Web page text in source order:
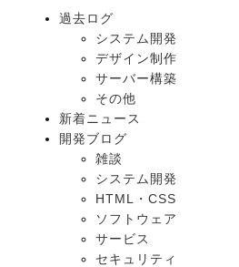
過去ログ
システム開発
デザイン制作
サーバー構築
その他
新着ニュース
開発ブログ
雑談
システム開発
HTML・CSS
ソフトウェア
サービス
セキュリティ